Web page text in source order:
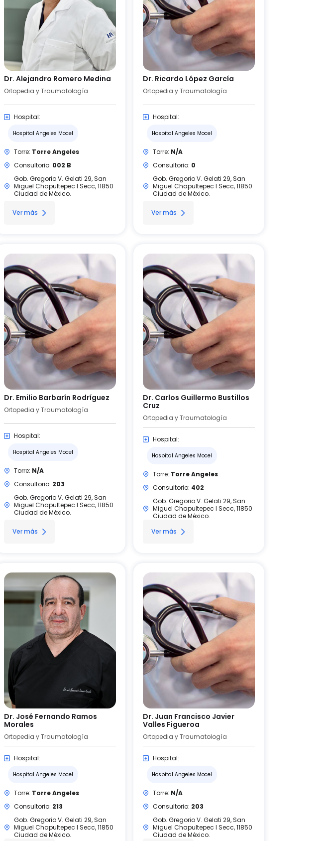
Dr. Alejandro Romero Medina
Ortopedia y Traumatología
Hospital:
Hospital Angeles Mocel
Torre: Torre Angeles
Consultorio: 002 B
Gob. Gregorio V. Gelati 29, San
Miguel Chapultepec I Secc, 11850
Ciudad de México.
Ver más
Dr. Ricardo López García
Ortopedia y Traumatología
Hospital:
Hospital Angeles Mocel
Torre: N/A
Consultorio: 0
Gob. Gregorio V. Gelati 29, San
Miguel Chapultepec I Secc, 11850
Ciudad de México.
Ver más
Dr. Emilio Barbarín Rodríguez
Ortopedia y Traumatología
Hospital:
Hospital Angeles Mocel
Torre: N/A
Consultorio: 203
Gob. Gregorio V. Gelati 29, San
Miguel Chapultepec I Secc, 11850
Ciudad de México.
Ver más
Dr. Carlos Guillermo Bustillos
Cruz
Ortopedia y Traumatología
Hospital:
Hospital Angeles Mocel
Torre: Torre Angeles
Consultorio: 402
Gob. Gregorio V. Gelati 29, San
Miguel Chapultepec I Secc, 11850
Ciudad de México.
Ver más
Dr. José Fernando Ramos
Morales
Ortopedia y Traumatología
Hospital:
Hospital Angeles Mocel
Torre: Torre Angeles
Consultorio: 213
Gob. Gregorio V. Gelati 29, San
Miguel Chapultepec I Secc, 11850
Ciudad de México.
Dr. Juan Francisco Javier
Valles Figueroa
Ortopedia y Traumatología
Hospital:
Hospital Angeles Mocel
Torre: N/A
Consultorio: 203
Gob. Gregorio V. Gelati 29, San
Miguel Chapultepec I Secc, 11850
Ciudad de México.